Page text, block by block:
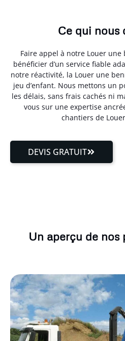
Ce qui nous
Faire appel à notre Louer une
bénéficier d’un service fiable
notre réactivité, la Louer une
jeu d’enfant. Nous mettons un
les délais, sans frais cachés ni
vous sur une expertise
chantiers de
DEVIS GRATUIT
Un aperçu de nos